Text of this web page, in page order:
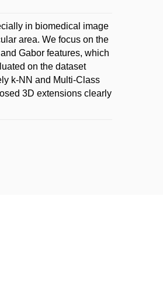
in biomedical image
area. We focus on the
Gabor features, which
on the dataset
k-NN and Multi-Class
3D extensions clearly